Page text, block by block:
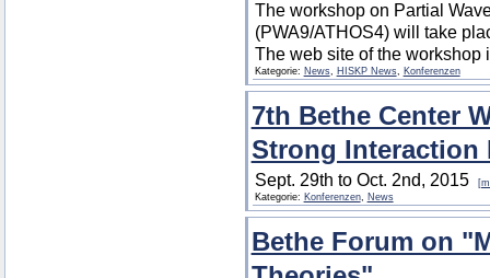
The workshop on Partial
(PWA9/ATHOS4) will take
The web site of the workshop
Kategorie: News, HISKP News, Konferenzen
7th Bethe Center
Strong Interaction
Sept. 29th to Oct. 2nd, 2015
Kategorie: Konferenzen, News
Bethe Forum on